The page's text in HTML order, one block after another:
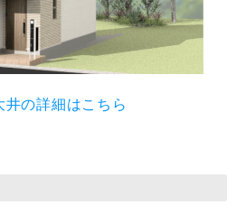
の詳細はこちら